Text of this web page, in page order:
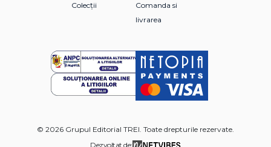
Colecții
Comanda si
livrarea
© 2026 Grupul Editorial TREI. Toate drepturile rezervate.
Dezvoltat de: